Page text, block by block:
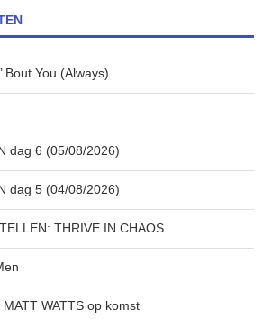
Bout You (Always)
dag 6 (05/08/2026)
dag 5 (04/08/2026)
THRIVE IN CHAOS
WATTS op komst